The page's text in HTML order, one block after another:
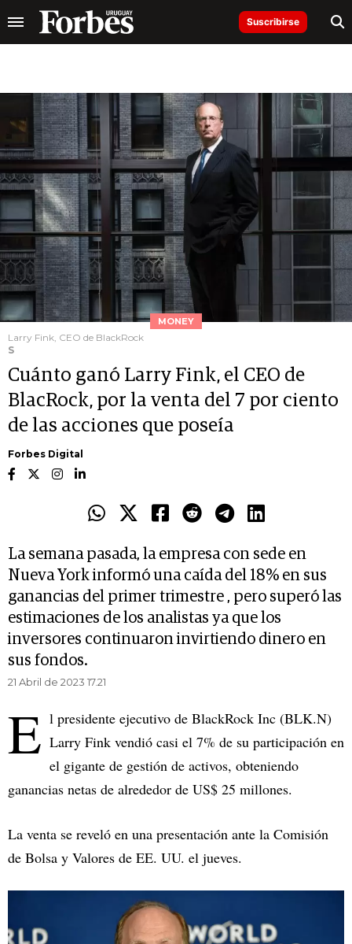
Suscribirse
MONEY
Larry Fink, CEO de BlackRock
S
Cuánto ganó Larry Fink, el CEO de
BlacRock, por la venta del 7 por ciento
de las acciones que poseía
Forbes Digital
La semana pasada, la empresa con sede en
Nueva York informó una caída del 18% en sus
ganancias del primer trimestre , pero superó las
estimaciones de los analistas ya que los
inversores continuaron invirtiendo dinero en
sus fondos.
21 Abril de 2023 17.21
E l presidente ejecutivo de BlackRock Inc (BLK.N)
Larry Fink vendió casi el 7% de su participación en
el gigante de gestión de activos, obteniendo
ganancias netas de alrededor de US$ 25 millones.
La venta se reveló en una presentación ante la Comisión
de Bolsa y Valores de EE. UU. el jueves.